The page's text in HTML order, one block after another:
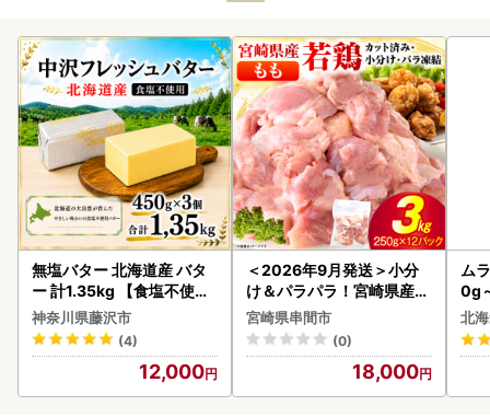
無塩バター 北海道産 バタ
ー 計1.35kg 【食塩不使用
】
神奈川県藤沢市
(4)
12,000
＜2026年9月発送＞小分
け＆パラパラ！宮崎県産鶏
ももカット合計3kg_K043
-009-2609
宮崎県串間市
(0)
18,000
ム
0g
北